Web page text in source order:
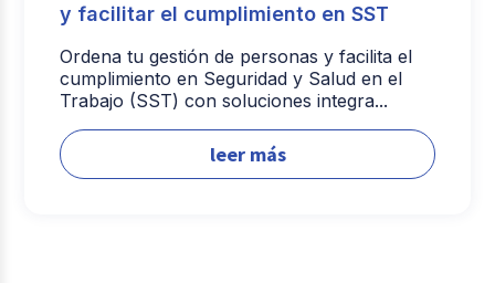
y facilitar el cumplimiento en SST
Ordena tu gestión de personas y facilita el
cumplimiento en Seguridad y Salud en el
Trabajo (SST) con soluciones integra...
leer más